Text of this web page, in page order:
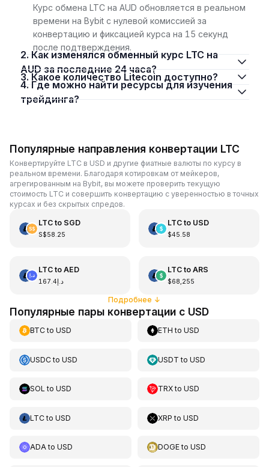
Курс обмена LTC на AUD обновляется в реальном
времени на Bybit с нулевой комиссией за
конвертацию и фиксацией курса на 15 секунд
после подтверждения.
2. Как изменялся обменный курс LTC на
AUD за последние 24 часа?
3. Какое количество Litecoin доступно?
4. Где можно найти ресурсы для изучения
трейдинга?
Популярные направления конвертации LTC
Конвертируйте LTC в USD и другие фиатные валюты по курсу в
реальном времени. Благодаря котировкам от мейкеров,
агрегированным на Bybit, вы можете проверить текущую
стоимость LTC и совершить конвертацию с уверенностью в точных
курсах и без скрытых спредов.
LTCto SGD
S$58.25
LTCto USD
$45.58
LTCto AED
د.إ167.4
LTCto ARS
$68,255
Подробнее ↓
Популярные пары конвертации с USD
BTCto USD ETH toUSD
USDCto USD USDT toUSD
SOL to USD TRXtoUSD
LTCto USD XRP toUSD
ADAto USD DOGEtoUSD